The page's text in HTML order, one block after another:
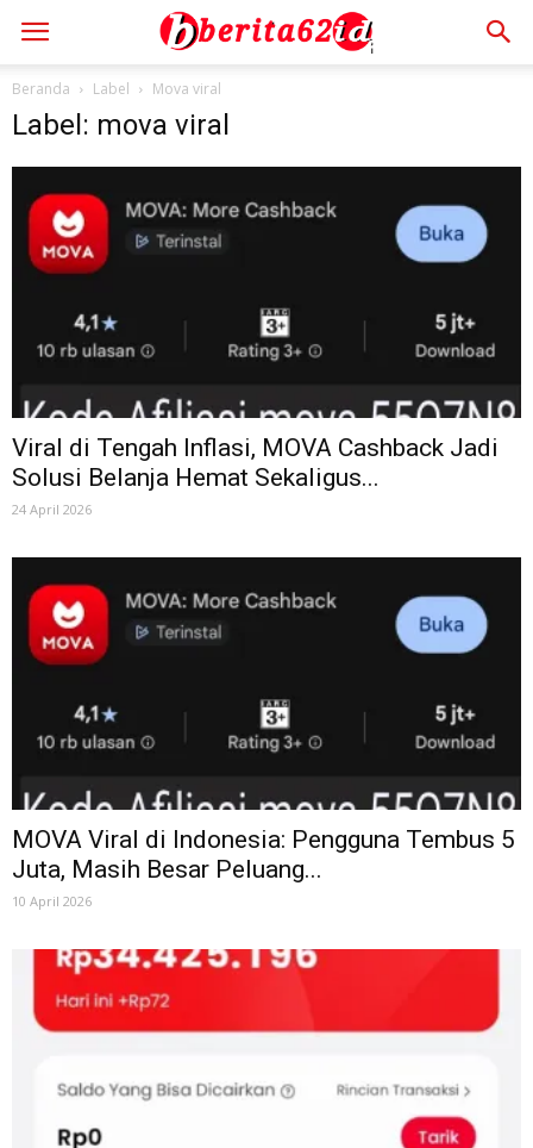
Beranda Label Mova viral
Label: mova viral
Viral di Tengah Inflasi, MOVA Cashback Jadi
Solusi Belanja Hemat Sekaligus...
24 April 2026
MOVA Viral di Indonesia: Pengguna Tembus 5
Juta, Masih Besar Peluang...
10 April 2026